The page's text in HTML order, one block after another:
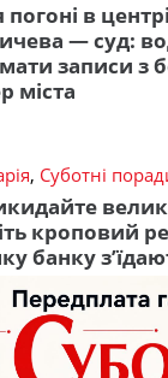
погоні в центрі
— суд:
записи з
міста
, Суботні
кроповий
банку